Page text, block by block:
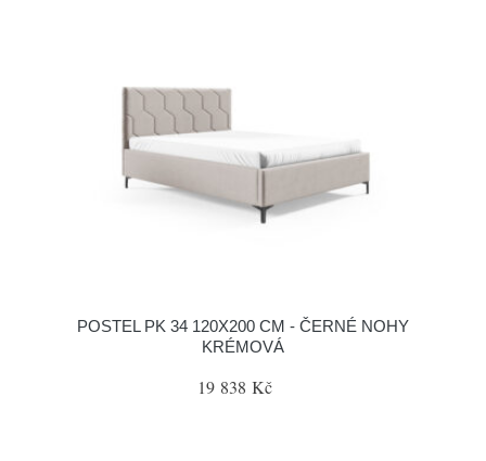
POSTEL PK 34 120X200 CM - ČERNÉ NOHY
KRÉMOVÁ
19 838 Kč